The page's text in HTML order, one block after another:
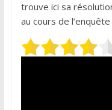
trouve ici sa
au cours de